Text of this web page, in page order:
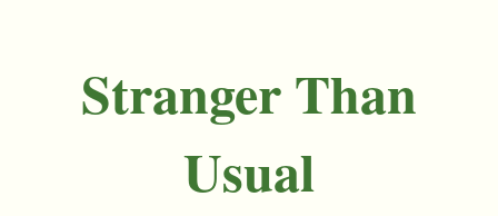
Stranger Than
Usual